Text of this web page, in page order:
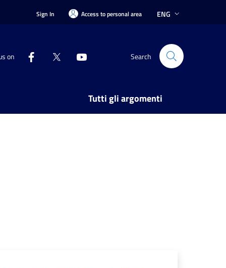
Sign In Access to personal area ENG
on Search
Tutti gli argomenti